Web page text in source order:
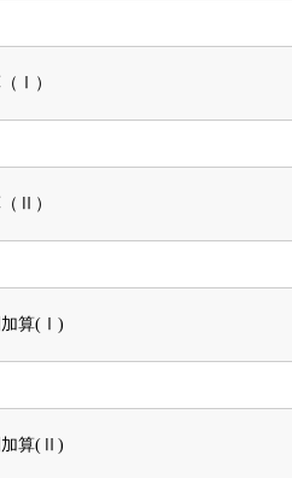
Ⅰ）
Ⅱ）
加算(Ⅰ)
加算(Ⅱ)